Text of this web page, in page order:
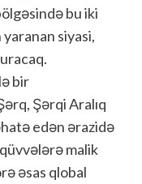
bu iki
siyasi,
bir
Şərqi Aralıq
edən ərazidə
malik
əsas qlobal